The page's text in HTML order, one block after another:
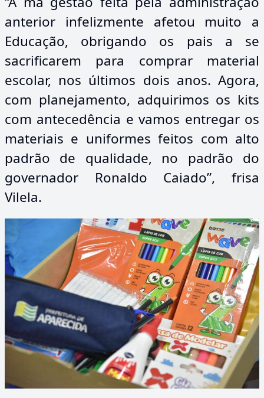
anterior infelizmente afetou muito a
Educação, obrigando os pais a se
sacrificarem para comprar material
escolar, nos últimos dois anos. Agora,
com planejamento, adquirimos os kits
com antecedência e vamos entregar os
materiais e uniformes feitos com alto
padrão de qualidade, no padrão do
governador Ronaldo Caiado”, frisa
Vilela.